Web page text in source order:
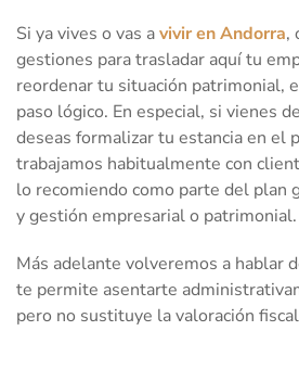
Si ya vives o vas avivir en Andorra,
gestiones para trasladar aquí tu
reordenar tu situación patrimonial,
paso lógico. En especial, si vienes
deseas formalizar tu estancia en el
trabajamos habitualmente con
lo recomiendo como parte del plan
y gestión empresarial o patrimonial.
Más adelante volveremos a hablar
te permite asentarte
pero no sustituye la valoración